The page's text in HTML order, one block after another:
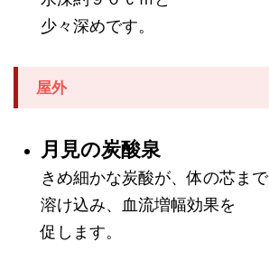
少々深めです。
屋外
月見の炭酸泉
きめ細かな炭酸が、体の芯まで
溶け込み、血流増幅効果を
促します。